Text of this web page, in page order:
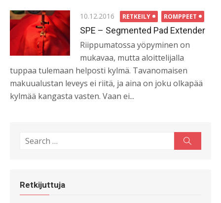
Posted
on
10.12.2016 RETKEILY ROMPPEET
SPE – Segmented Pad Extender
Riippumatossa yöpyminen on
mukavaa, mutta aloittelijalla
tuppaa tulemaan helposti kylmä. Tavanomaisen
makuualustan leveys ei riitä, ja aina on joku olkapää
kylmää kangasta vasten. Vaan ei...
Search
Retkijuttuja